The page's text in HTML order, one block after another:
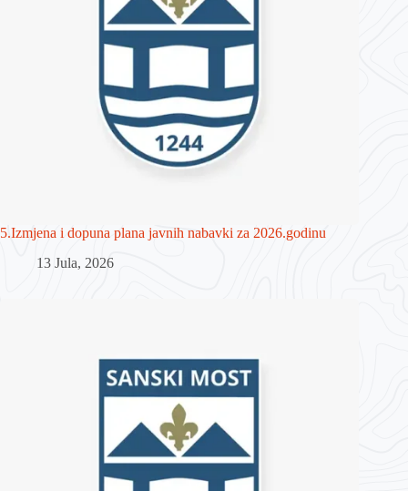
5.Izmjena i dopuna plana javnih nabavki za 2026.godinu
13 Jula, 2026